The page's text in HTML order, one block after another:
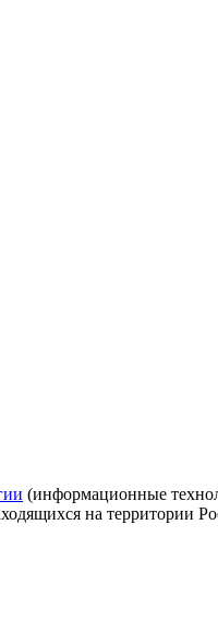
(информационные
на территории